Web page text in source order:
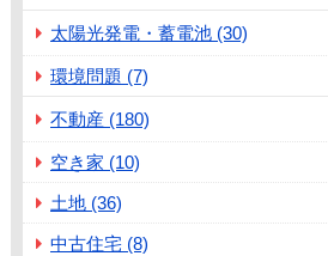
太陽光発電・蓄電池 (30)
環境問題 (7)
不動産 (180)
空き家 (10)
土地 (36)
中古住宅 (8)